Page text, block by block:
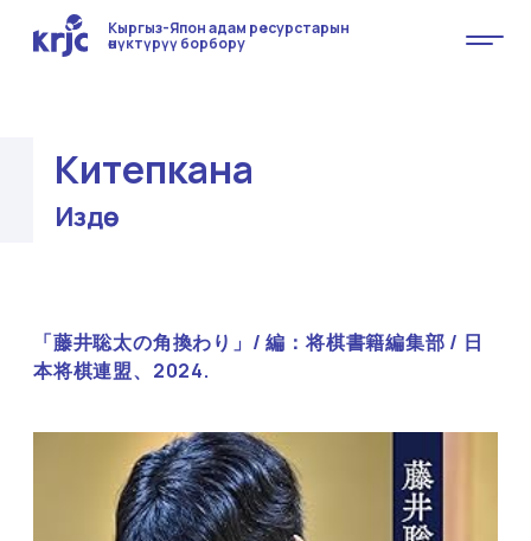
Кыргыз-Япон адам ресурстарын
өнүктүрүү борбору
Китепкана
Издөө
「藤井聡太の角換わり」/ 編：将棋書籍編集部 / 日
本将棋連盟、2024.